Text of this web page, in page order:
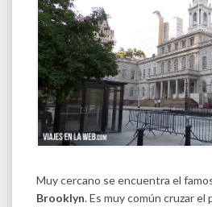
Muy cercano se encuentra el
Brooklyn. Es muy común cruzar